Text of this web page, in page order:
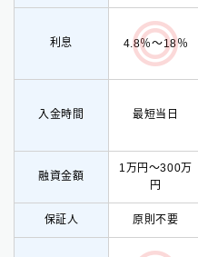
利息 4.8％〜18％
入金時間 最短当日
融資金額
1万円〜300万
円
保証人 原則不要